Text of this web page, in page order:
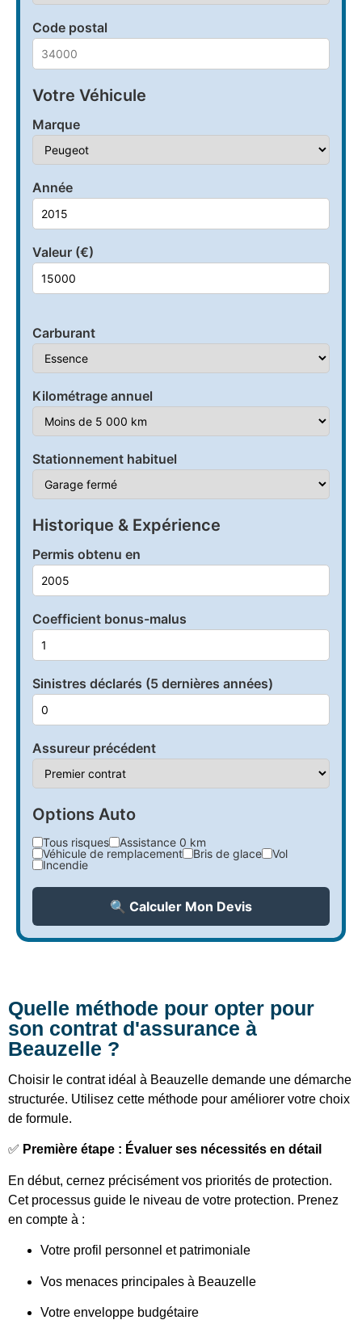
Code postal
Votre Véhicule
Marque
Année
Valeur (€)
Carburant
Kilométrage annuel
Stationnement habituel
Historique & Expérience
Permis obtenu en
Coefficient bonus-malus
Sinistres déclarés (5 dernières années)
Assureur précédent
Options Auto
Tous risques
Assistance 0 km
Véhicule de remplacement
Bris de glace
Vol
Incendie
🔍 Calculer Mon Devis
Quelle méthode pour opter pour
son contrat d'assurance à
Beauzelle ?
Choisir le contrat idéal à Beauzelle demande une démarche
structurée. Utilisez cette méthode pour améliorer votre choix
de formule.
✅ Première étape : Évaluer ses nécessités en détail
En début, cernez précisément vos priorités de protection.
Cet processus guide le niveau de votre protection. Prenez
en compte à :
Votre profil personnel et patrimoniale
Vos menaces principales à Beauzelle
Votre enveloppe budgétaire